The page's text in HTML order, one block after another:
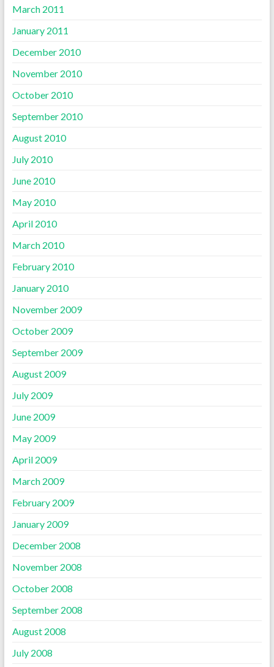
March 2011
January 2011
December 2010
November 2010
October 2010
September 2010
August 2010
July 2010
June 2010
May 2010
April 2010
March 2010
February 2010
January 2010
November 2009
October 2009
September 2009
August 2009
July 2009
June 2009
May 2009
April 2009
March 2009
February 2009
January 2009
December 2008
November 2008
October 2008
September 2008
August 2008
July 2008